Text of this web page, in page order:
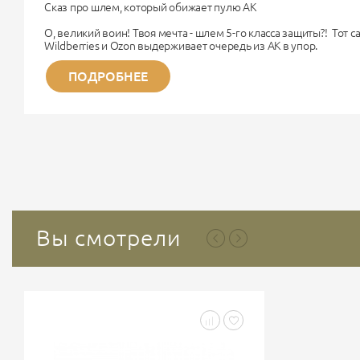
Сказ про шлем, который обижает пулю АК
О, великий воин! Твоя мечта - шлем 5-го класса защиты?! Тот
Wildberries и Ozon выдерживает очередь из АК в упор.
Поздравляю. Ты хочешь купить чугунный унитаз, чтобы надеть
Немного физики для прояснения сознания.
Дорогой Рембо, 5-й класс бронезащиты (по старому ГОСТу) -
ПОДРОБНЕЕ
Вы смотрели